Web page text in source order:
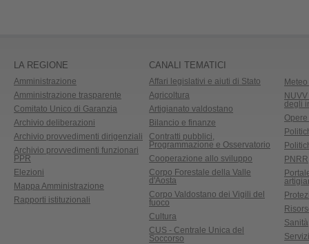
LA REGIONE
Amministrazione
Amministrazione trasparente
Comitato Unico di Garanzia
Archivio deliberazioni
Archivio provvedimenti dirigenziali
Archivio provvedimenti funzionari
PPR
Elezioni
Mappa Amministrazione
Rapporti istituzionali
CANALI TEMATICI
Affari legislativi e aiuti di Stato
Agricoltura
Artigianato valdostano
Bilancio e finanze
Contratti pubblici,
Programmazione e Osservatorio
Cooperazione allo sviluppo
Corpo Forestale della Valle
d'Aosta
Corpo Valdostano dei Vigili del
fuoco
Cultura
CUS - Centrale Unica del
Soccorso
degli
PNRR
Sanità